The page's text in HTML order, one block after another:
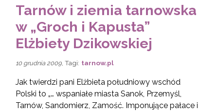
Tarnów i ziemia tarnowska
w „Groch i Kapusta”
Elżbiety Dzikowskiej
10 grudnia 2009 , Tagi: tarnow.pl
Jak twierdzi pani Elżbieta południowy wschód
Polski to „… wspaniałe miasta Sanok, Przemyśl,
Tarnów, Sandomierz, Zamość. Imponujące pałace i